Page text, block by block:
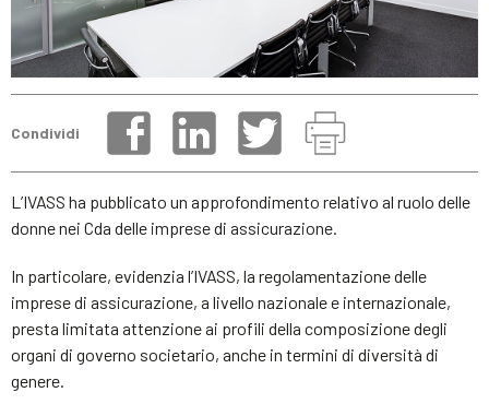
Condividi
L’IVASS ha pubblicato un approfondimento relativo al ruolo delle
donne nei Cda delle imprese di assicurazione.
In particolare, evidenzia l’IVASS, la regolamentazione delle
imprese di assicurazione, a livello nazionale e internazionale,
presta limitata attenzione ai profili della composizione degli
organi di governo societario, anche in termini di diversità di
genere.